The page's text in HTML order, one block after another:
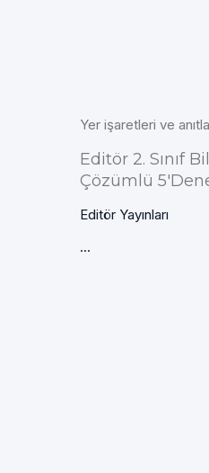
Yer işaretleri ve
Editör 2. Sınıf
Çözümlü
Editör Yayınları
...